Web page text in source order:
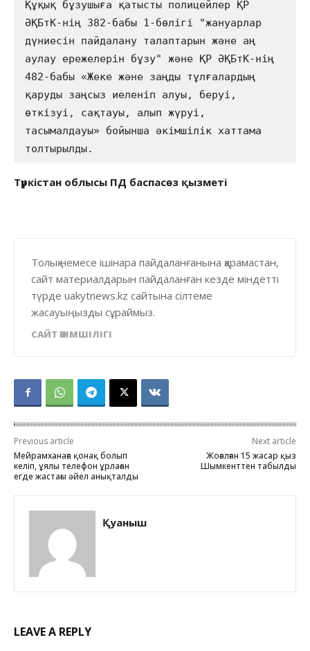
Құқық бұзушыға қатысты полицейлер ҚР
ӘҚБтК-нің 382-бабы 1-бөлігі "жануарлар
дүниесін пайдалану талаптарын және аң
аулау ережелерін бұзу" және ҚР ӘҚБтК-нің
482-бабы «Жеке және заңды тұлғалардың
қаруды заңсыз иеленіп алуы, беруі,
өткізуі, сақтауы, алып жүруi,
тасымалдауы» бойынша әкімшілік хаттама
толтырылды.
Түркістан облысы ПД баспасөз қызметі
Толық немесе ішінара пайдаланғанына қарамастан,
сайт материалдарын пайдаланған кезде міндетті
түрде uakytnews.kz сайтына сілтеме
жасауыңызды сұраймыз.
САЙТ ӘКІМШІЛІГІ
Previous article
Мейрамханаға қонақ болып
келіп, ұялы телефон ұрлаған
егде жастағы әйел анықталды
Next article
Жоғалған 15 жасар қыз
Шымкенттен табылды
Қуаныш
LEAVE A REPLY